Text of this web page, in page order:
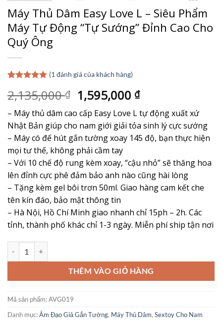
Máy Thủ Dâm Easy Love L – Siêu Phẩm
Máy Tự Động “Tự Sướng” Đỉnh Cao Cho
Quý Ông
dựa trên
đánh giá
(1 đánh giá của khách hàng)
2,135,000₫ Giá
gốc
là:
2,135,000 ₫.
1,595,000 ₫Giá
hiện
tại
là:
1,595,000 ₫.
– Máy thủ dâm cao cấp Easy Love L tự động xuất xứ
Nhật Bản giúp cho nam giới giải tỏa sinh lý cực sướng
– Máy có đế hút gắn tường xoay 145 độ, bạn thực hiện
mọi tư thế, không phải cầm tay
– Với 10 chế độ rung kèm xoay, “cậu nhỏ” sẽ thăng hoa
lên đỉnh cực phê đảm bảo anh nào cũng hài lòng
– Tặng kèm gel bôi trơn 50ml. Giao hàng cam kết che
tên kín đáo, bảo mật thông tin
– Hà Nội, Hồ Chí Minh giao nhanh chỉ 15ph – 2h. Các
tỉnh, thành phố khác chỉ 1-3 ngày. Miễn phí ship tận nơi
THÊM VÀO GIỎ HÀNG
Mã sản phẩm:AVG019
Danh mục:Âm Đạo Giả Gắn Tường, Máy Thủ Dâm, Sextoy Cho Nam